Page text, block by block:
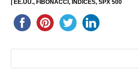
EE.UU. FIBONACCI INDICES SPX 500